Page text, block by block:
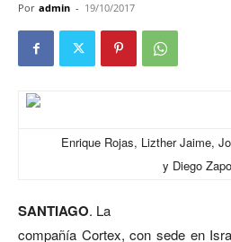
Por admin - 19/10/2017
Enrique Rojas, Lizther Jaime,
y Diego
SANTIAGO. La
compañía Cortex, con sede en